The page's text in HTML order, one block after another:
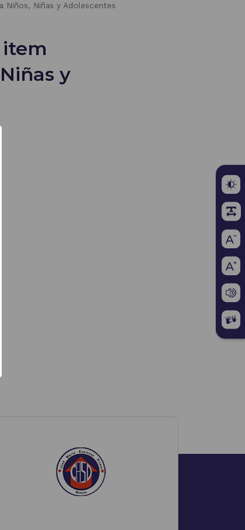
Niños, Niñas y Adolescentes
y